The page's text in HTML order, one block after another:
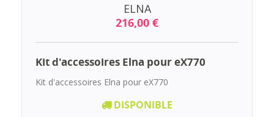
ELNA
216,00 €
Kit d'accessoires Elna pour eX770
Kit d'accessoires Elna pour eX770
DISPONIBLE